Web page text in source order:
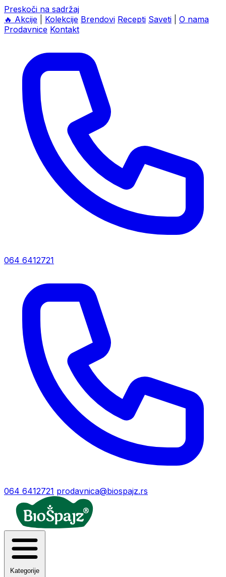
Preskoči na sadržaj
🔥 Akcije Kolekcije Brendovi Recepti Saveti
O nama
Prodavnice Kontakt
064 6412721
064 6412721 prodavnica@biospajz.rs
Kategorije